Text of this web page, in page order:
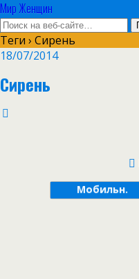
Мир Женщин
Теги › Сирень
18/07/2014
Сирень
Мобильн.